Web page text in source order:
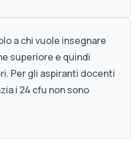
a chi vuole insegnare
superiore e quindi
Per gli aspiranti docenti
i 24 cfu non sono